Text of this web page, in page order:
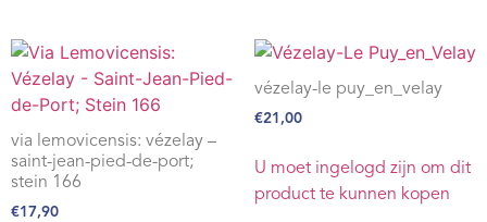
via lemovicensis: vézelay –
saint-jean-pied-de-port;
stein 166
€17,90
vézelay-le puy_en_velay
€21,00
U moet ingelogd zijn om dit
product te kunnen kopen